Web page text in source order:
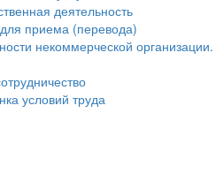
деятельность
приема (перевода)
некоммерческой организации.
условий труда